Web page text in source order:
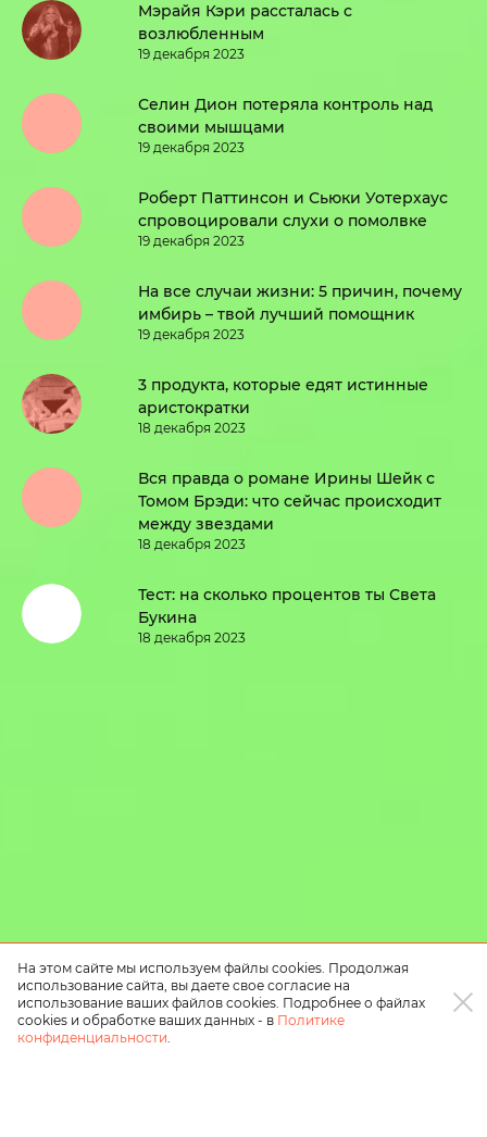
Мэрайя Кэри рассталась с
возлюбленным
19 декабря 2023
Селин Дион потеряла контроль над
своими мышцами
19 декабря 2023
Роберт Паттинсон и Сьюки Уотерхаус
спровоцировали слухи о помолвке
19 декабря 2023
На все случаи жизни: 5 причин, почему
имбирь – твой лучший помощник
19 декабря 2023
3 продукта, которые едят истинные
аристократки
18 декабря 2023
Вся правда о романе Ирины Шейк с
Томом Брэди: что сейчас происходит
между звездами
18 декабря 2023
Тест: на сколько процентов ты Света
Букина
18 декабря 2023
На этом сайте мы используем файлы cookies. Продолжая
использование сайта, вы даете свое согласие на
использование ваших файлов cookies. Подробнее о файлах
cookies и обработке ваших данных - в Политике
конфиденциальности.